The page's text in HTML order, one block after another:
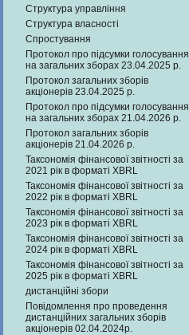
Структура управління
Структура власності
Спростування
Протокол про підсумки голосування
на загальних зборах 23.04.2025 р.
Протокол загальних зборів
акціонерів 23.04.2025 р.
Протокол про підсумки голосування
на загальних зборах 21.04.2026 р.
Протокол загальних зборів
акціонерів 21.04.2026 р.
Таксономія фінансової звітності за
2021 рік в форматі XBRL
Таксономія фінансової звітності за
2022 рік в форматі XBRL
Таксономія фінансової звітності за
2023 рік в форматі XBRL
Таксономія фінансової звітності за
2024 рік в форматі XBRL
Таксономія фінансової звітності за
2025 рік в форматі XBRL
дистанційні збори
Повідомлення про проведення
дистанційних загальних зборів
акціонерів 02.04.2024р.